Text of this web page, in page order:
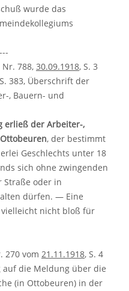
wurde das
788, 30.09.1918, S. 3
383, Überschrift der
, Bauern- und
erließ der Arbeiter-,
, der bestimmt
Geschlechts unter 18
sich ohne zwingenden
Straße oder in
dürfen. — Eine
nicht bloß für
270 vom 21.11.1918, S. 4
auf die Meldung über die
(in Ottobeuren) in der